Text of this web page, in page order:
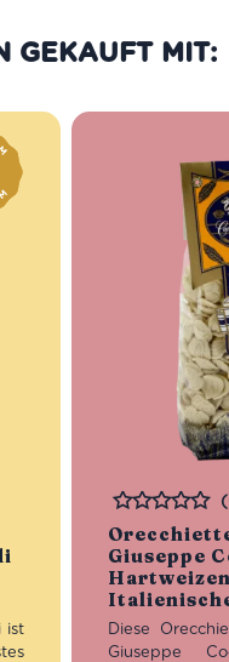
GEKAUFT MIT:
ist
Giuseppe
Bewertet
Diese
Giuseppe